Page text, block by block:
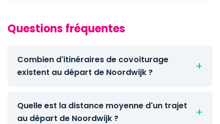
Questions fréquentes
Combien d'itinéraires de covoiturage
existent au départ de Noordwijk ?
Quelle est la distance moyenne d'un trajet
au départ de Noordwijk ?